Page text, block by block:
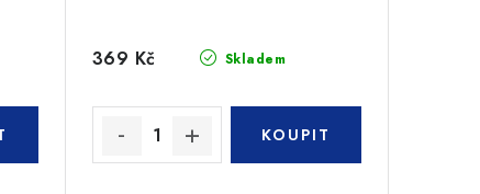
Skladem
369 Kč